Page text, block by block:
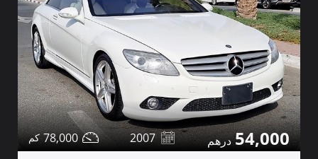
54,000
2007
78,000